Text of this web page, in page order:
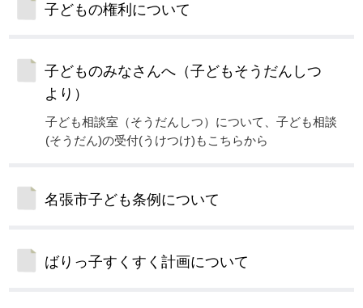
子どもの権利について
子どものみなさんへ（子どもそうだんしつ
より）
子ども相談室（そうだんしつ）について、子ども相談
(そうだん)の受付(うけつけ)もこちらから
名張市子ども条例について
ばりっ子すくすく計画について